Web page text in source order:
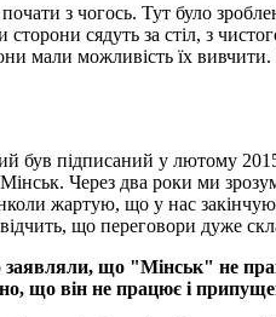
почати з чогось. Тут було
сторони сядуть за стіл, з
мали можливість їх
був підписаний у лютому
Через два роки ми
жартую, що у нас
що переговори дуже
заявляли, що "Мінськ" не
що він не працює і